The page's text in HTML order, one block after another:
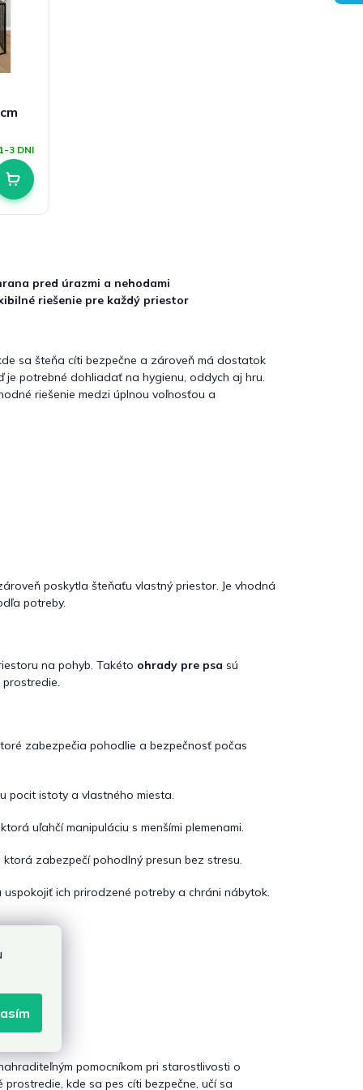
3 DNI
pred úrazmi a nehodami
riešenie pre každý priestor
sa šteňa cíti bezpečne a zároveň má dostatok
je potrebné dohliadať na hygienu, oddych aj hru.
riešenie medzi úplnou voľnosťou a
poskytla šteňaťu vlastný priestor. Je vhodná
potreby.
na pohyb. Takéto ohrady pre psa sú
zabezpečia pohodlie a bezpečnosť počas
pocit istoty a vlastného miesta.
uľahčí manipuláciu s menšími plemenami.
ktorá zabezpečí pohodlný presun bez stresu.
uspokojiť ich prirodzené potreby a chráni nábytok.
pomocníkom pri starostlivosti o
prostredie, kde sa pes cíti bezpečne, učí sa